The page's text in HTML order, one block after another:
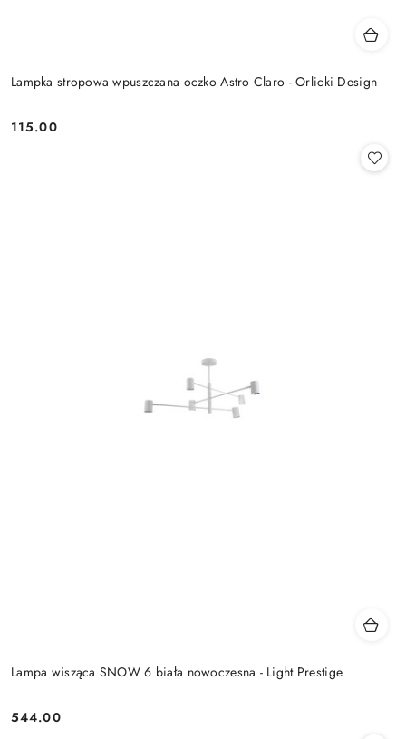
Lampka stropowa wpuszczana oczko Astro Claro - Orlicki Design
Cena:
115.00
Lampa wisząca SNOW 6 biała nowoczesna - Light Prestige
Cena:
544.00